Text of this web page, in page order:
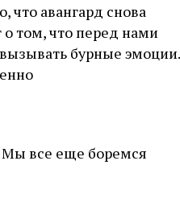
авангард снова
о том, что перед нами
бурные эмоции.
Мы все еще боремся